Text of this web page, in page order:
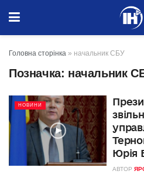
Головна сторінка » начальник СБУ
Позначка: начальник
НОВИНИ
Юрія
АВТОР